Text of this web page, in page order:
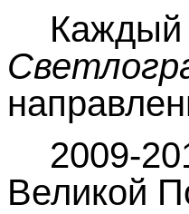
2009-
Великой